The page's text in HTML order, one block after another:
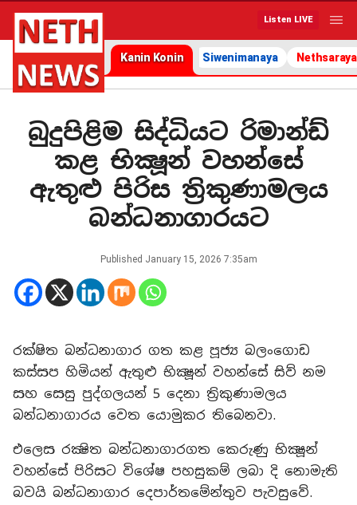
Listen LIVE
Kanin Konin Siwenimanaya Nethsaraya
බුදුපිළිම සිද්ධියට රිමාන්ඩ්
කළ භික්‍ෂූන් වහන්සේ
ඇතුළු පිරිස ත්‍රිකුණාමලය
බන්ධනාගාරයට
Published January 15, 2026 7:35am
රක්ෂිත බන්ධනාගාර ගත කළ පූජ්‍ය බලංගොඩ
කස්සප හිමියන් ඇතුළු භික්‍ෂූන් වහන්සේ සිව් නම
සහ සෙසු පුද්ගලයන් 5 දෙනා ත්‍රිකුණාමලය
බන්ධනාගාරය වෙත යොමුකර තිබෙනවා.
එලෙස රක්‍ෂිත බන්ධනාගාරගත කෙරුණු භික්‍ෂූන්
වහන්සේ පිරිසට විශේෂ පහසුකම් ලබා දි නොමැති
බවයි බන්ධනාගාර දෙපාර්තමේන්තුව පැවසුවේ.